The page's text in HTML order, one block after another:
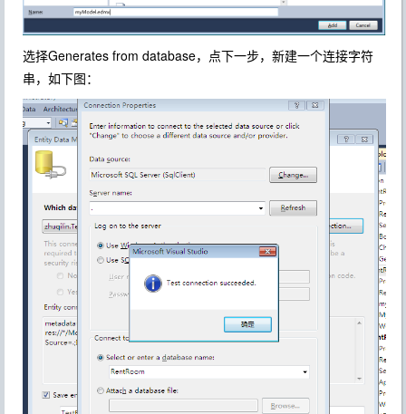
选择Generates from database，点下一步，新建一个连接字符
串，如下图：